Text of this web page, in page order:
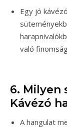
Egy jó
való
6. Milyen
Kávézó
A hangulat